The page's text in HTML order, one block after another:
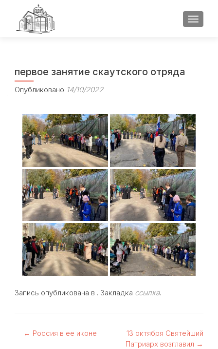
первое занятие скаутского отряда
Опубликовано 14/10/2022
Запись опубликована в . Закладка ссылка.
Навигация
← Россия в ее иконе
13 октября Святейший
Патриарх возглавил →